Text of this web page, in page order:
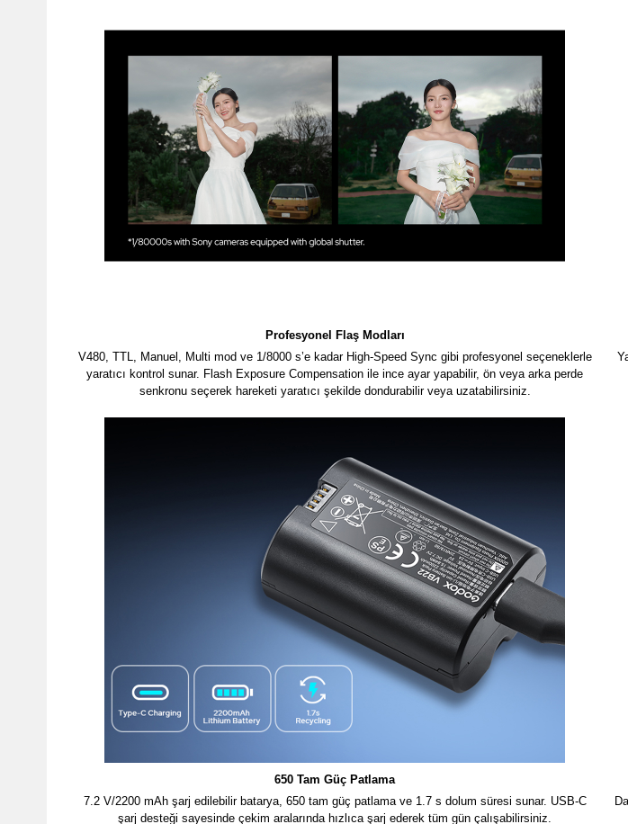
Profesyonel Flaş Modları
V480, TTL, Manuel, Multi mod ve 1/8000 s’e kadar High-Speed Sync gibi profesyonel seçeneklerle
yaratıcı kontrol sunar. Flash Exposure Compensation ile ince ayar yapabilir, ön veya arka perde
senkronu seçerek hareketi yaratıcı şekilde dondurabilir veya uzatabilirsiniz.
650 Tam Güç Patlama
7.2 V/2200 mAh şarj edilebilir batarya, 650 tam güç patlama ve 1.7 s dolum süresi sunar. USB-C
şarj desteği sayesinde çekim aralarında hızlıca şarj ederek tüm gün çalışabilirsiniz.